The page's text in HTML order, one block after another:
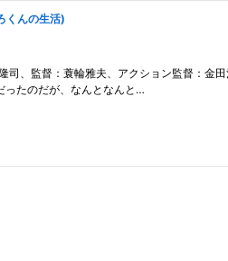
くんの生活)
、監督：蓑輪雅夫、アクション監督：
ったのだが、なんとなんと…